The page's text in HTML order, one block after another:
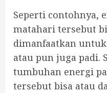
Seperti contohnya,
matahari tersebut
dimanfaatkan
atau pun juga padi.
tumbuhan energi
tersebut bisa atau